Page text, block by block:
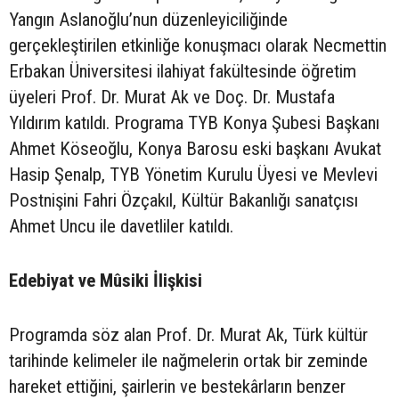
Yangın Aslanoğlu’nun düzenleyiciliğinde
gerçekleştirilen etkinliğe konuşmacı olarak Necmettin
Erbakan Üniversitesi ilahiyat fakültesinde öğretim
üyeleri Prof. Dr. Murat Ak ve Doç. Dr. Mustafa
Yıldırım katıldı. Programa TYB Konya Şubesi Başkanı
Ahmet Köseoğlu, Konya Barosu eski başkanı Avukat
Hasip Şenalp, TYB Yönetim Kurulu Üyesi ve Mevlevi
Postnişini Fahri Özçakıl, Kültür Bakanlığı sanatçısı
Ahmet Uncu ile davetliler katıldı.
Edebiyat ve Mûsiki İlişkisi
Programda söz alan Prof. Dr. Murat Ak, Türk kültür
tarihinde kelimeler ile nağmelerin ortak bir zeminde
hareket ettiğini, şairlerin ve bestekârların benzer